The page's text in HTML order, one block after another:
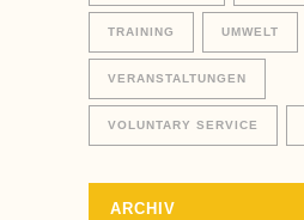
TRAINING UMWELT
VERANSTALTUNGEN
VOLUNTARY SERVICE
ARCHIV